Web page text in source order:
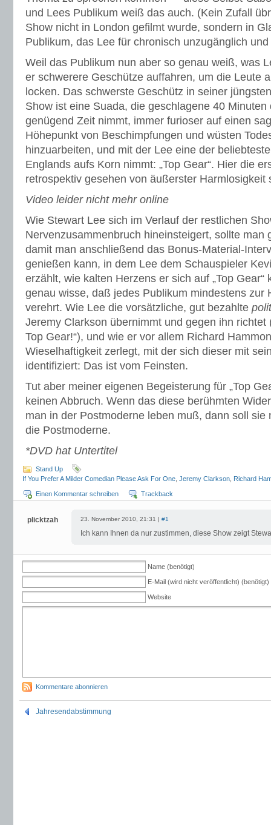
und Lees Publikum weiß das auch. (Kein Zufall
Show nicht in London gefilmt wurde, sondern in
Publikum, das Lee für chronisch unzugänglich
Weil das Publikum nun aber so genau weiß, was
er schwerere Geschütze auffahren, um die Leute
locken. Das schwerste Geschütz in seiner
Show ist eine Suada, die geschlagene 40 Minuten
genügend Zeit nimmt, immer furioser auf einen
Höhepunkt von Beschimpfungen und wüsten
hinzuarbeiten, und mit der Lee eine der
Englands aufs Korn nimmt: „Top Gear“. Hier die
retrospektiv gesehen von äußerster Harmlosigkeit
Video leider nicht mehr online
Wie Stewart Lee sich im Verlauf der restlichen
Nervenzusammenbruch hineinsteigert, sollte man
damit man anschließend das Bonus-Material-
genießen kann, in dem Lee dem Schauspieler
erzählt, wie kalten Herzens er sich auf „Top Gear“
genau wisse, daß jedes Publikum mindestens zur
verehrt. Wie Lee die vorsätzliche, gut bezahlte
Jeremy Clarkson übernimmt und gegen ihn richtet
Top Gear!“), und wie er vor allem Richard
Wieselhaftigkeit zerlegt, mit der sich dieser mit
identifiziert: Das ist vom Feinsten.
Tut aber meiner eigenen Begeisterung für „Top
keinen Abbruch. Wenn das diese berühmten
man in der Postmoderne leben muß, dann soll sie
die Postmoderne.
*DVD hat Untertitel
Stand Up
If You Prefer A Milder Comedian Please Ask For One Jeremy Clarkson Richard
Einen Kommentar schreiben Trackback
plicktzah 23. November 2010, 21:31 | #1
Ich kann Ihnen da nur zustimmen, diese Show zeigt
Name (benötigt)
E-Mail (wird nicht veröffentlicht) (benötigt)
Website
Kommentare abonnieren
Jahresendabstimmung